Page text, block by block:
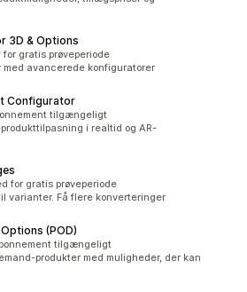
3D & Options
for gratis prøveperiode
med avancerede konfiguratorer
Configurator
tilgængeligt
i realtid og AR-
for gratis prøveperiode
varianter. Få flere konverteringer
(POD)
tilgængeligt
produkter med muligheder, der kan